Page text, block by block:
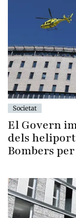
Societat
El Govern
dels
Bombers